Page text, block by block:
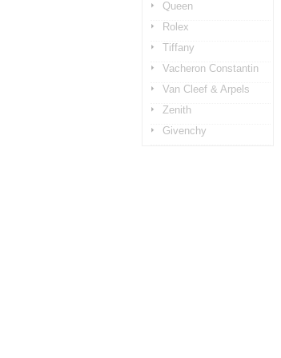
Queen
Rolex
Tiffany
Vacheron Constantin
Van Cleef & Arpels
Zenith
Givenchy